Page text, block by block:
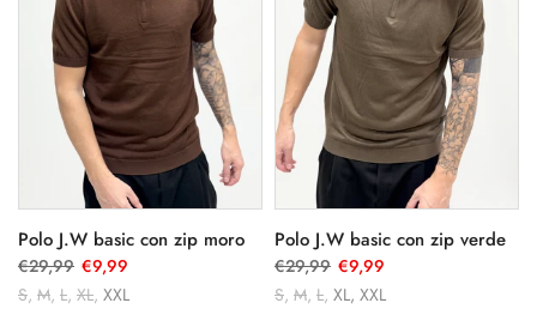
Polo J.W basic con zip moro
€29,99 €9,99
S M L XL XXL
Polo J.W basic con zip verde
€29,99 €9,99
S M L XL XXL